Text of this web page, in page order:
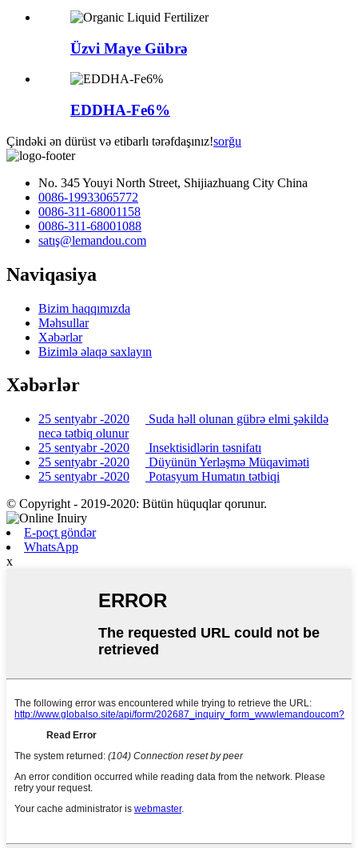
Üzvi Maye Gübrə
EDDHA-Fe6%
Çindəki ən dürüst və etibarlı tərəfdaşınız!sorğu
No. 345 Youyi North Street, Shijiazhuang City China
0086-19933065772
0086-311-68001158
0086-311-68001088
satış@lemandou.com
Naviqasiya
Bizim haqqımızda
Məhsullar
Xəbərlər
Bizimlə əlaqə saxlayın
Xəbərlər
25 sentyabr -2020
Suda həll olunan gübrə elmi şəkildə
necə tətbiq olunur
25 sentyabr -2020
Insektisidlərin təsnifatı
25 sentyabr -2020
Düyünün Yerləşmə Müqaviməti
25 sentyabr -2020
Potasyum Humatın tətbiqi
© Copyright - 2019-2020: Bütün hüquqlar qorunur.
E-poçt göndər
WhatsApp
x